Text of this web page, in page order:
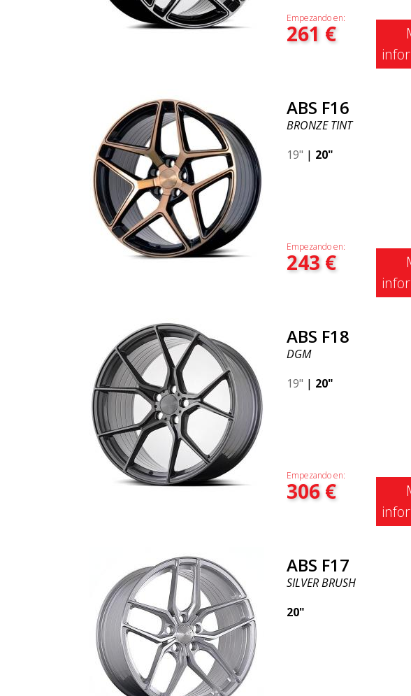
Empezando en:
261 €
ABS F16
BRONZE TINT
19" | 20"
Empezando en:
243€
ABS F18
DGM
19" | 20"
Empezando en:
306€
ABS F17
SILVER BRUSH
20"